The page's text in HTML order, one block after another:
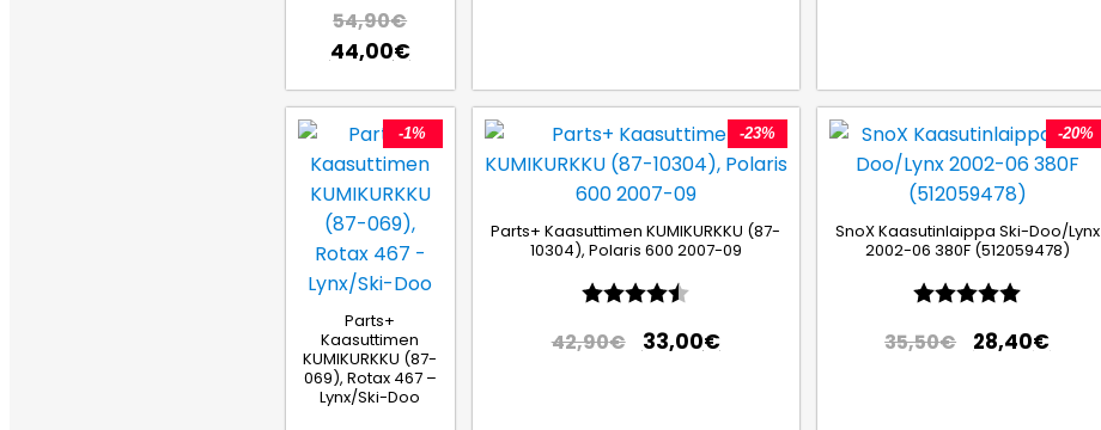
54,90€
44,00€
-1%
Parts+
Kaasuttimen
KUMIKURKKU (87-
069), Rotax 467 –
Lynx/Ski-Doo
-23%
Parts+ Kaasuttimen KUMIKURKKU (87-
10304), Polaris 600 2007-09
Arvio:
42,90€ 33,00€
-20%
SnoX Kaasutinlaippa Ski-Doo/Lynx
2002-06 380F (512059478)
Arvio:
35,50€ 28,40€